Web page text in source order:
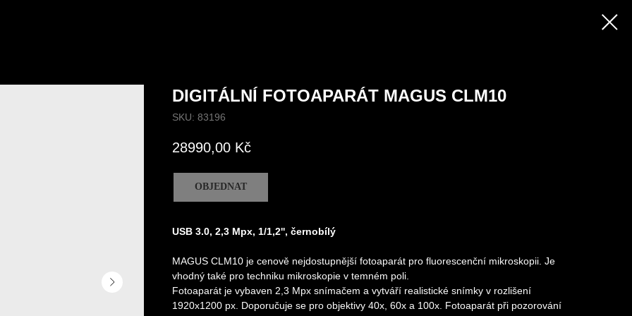
DIGITÁLNÍ FOTOAPARÁT MAGUS CLM10
SKU: 83196
28990,00 Kč
OBJEDNAT
USB 3.0, 2,3 Mpx, 1/1,2'', černobílý
MAGUS CLM10 je cenově nejdostupnější fotoaparát pro fluorescenční mikroskopii. Je
vhodný také pro techniku mikroskopie v temném poli.
Fotoaparát je vybaven 2,3 Mpx snímačem a vytváří realistické snímky v rozlišení
1920х1200 px. Doporučuje se pro objektivy 40x, 60x a 100x. Fotoaparát při pozorování